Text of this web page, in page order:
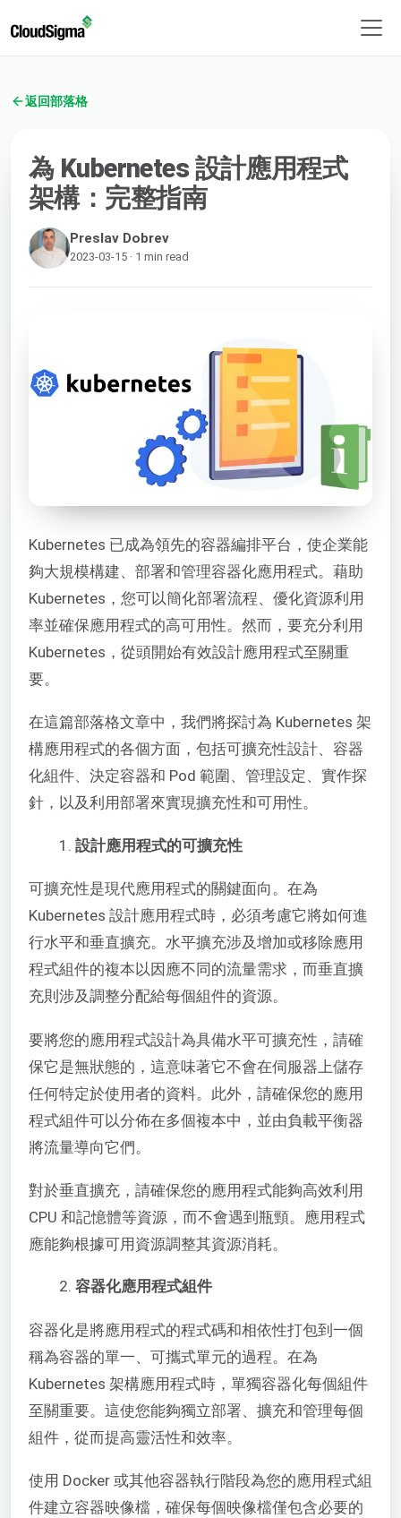
返回部落格
為 Kubernetes 設計應用程式
架構：完整指南
Preslav Dobrev
2023-03-15 · 1 min read
Kubernetes 已成為領先的容器編排平台，使企業能
夠大規模構建、部署和管理容器化應用程式。藉助
Kubernetes，您可以簡化部署流程、優化資源利用
率並確保應用程式的高可用性。然而，要充分利用
Kubernetes，從頭開始有效設計應用程式至關重
要。
在這篇部落格文章中，我們將探討為 Kubernetes 架
構應用程式的各個方面，包括可擴充性設計、容器
化組件、決定容器和 Pod 範圍、管理設定、實作探
針，以及利用部署來實現擴充性和可用性。
設計應用程式的可擴充性
可擴充性是現代應用程式的關鍵面向。在為
Kubernetes 設計應用程式時，必須考慮它將如何進
行水平和垂直擴充。水平擴充涉及增加或移除應用
程式組件的複本以因應不同的流量需求，而垂直擴
充則涉及調整分配給每個組件的資源。
要將您的應用程式設計為具備水平可擴充性，請確
保它是無狀態的，這意味著它不會在伺服器上儲存
任何特定於使用者的資料。此外，請確保您的應用
程式組件可以分佈在多個複本中，並由負載平衡器
將流量導向它們。
對於垂直擴充，請確保您的應用程式能夠高效利用
CPU 和記憶體等資源，而不會遇到瓶頸。應用程式
應能夠根據可用資源調整其資源消耗。
容器化應用程式組件
容器化是將應用程式的程式碼和相依性打包到一個
稱為容器的單一、可攜式單元的過程。在為
Kubernetes 架構應用程式時，單獨容器化每個組件
至關重要。這使您能夠獨立部署、擴充和管理每個
組件，從而提高靈活性和效率。
使用 Docker 或其他容器執行階段為您的應用程式組
件建立容器映像檔，確保每個映像檔僅包含必要的